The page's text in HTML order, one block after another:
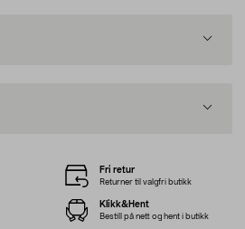
Fri retur
Returner til valgfri butikk
Klikk&Hent
Bestill på nett og hent i butikk